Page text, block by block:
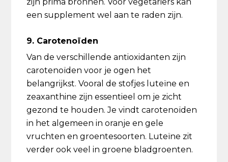
een supplement wel aan te raden zijn.
9. Carotenoïden
Van de verschillende antioxidanten zijn
carotenoïden voor je ogen het
belangrijkst. Vooral de stofjes luteïne en
zeaxanthine zijn essentieel om je zicht
gezond te houden. Je vindt carotenoïden
in het algemeen in oranje en gele
vruchten en groentesoorten. Luteïne zit
verder ook veel in groene bladgroenten.